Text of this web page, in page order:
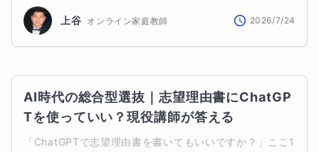
上谷 オンライン家庭教師 2026/7/24
AI時代の総合型選抜｜志望理由書にChatGP
Tを使っていい？現役講師が答える
「ChatGPTで志望理由書を書いてもいいですか？」ここ1